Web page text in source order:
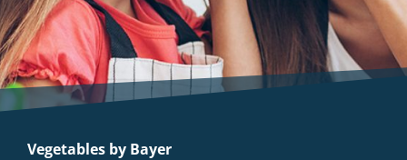
Vegetables by Bayer